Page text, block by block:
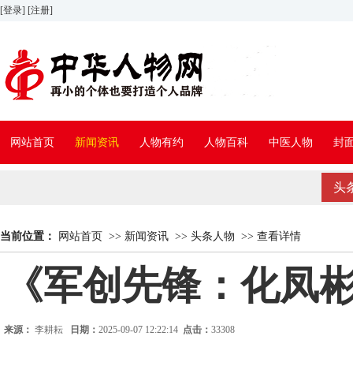
[登录] [注册]
网站首页 新闻资讯 人物有约 人物百科 中医人物 封
头
当前位置： 网站首页 >> 新闻资讯 >> 头条人物 >> 查看详情
《军创先锋：化凤
来源： 李耕耘 日期： 2025-09-07 12:22:14 点击： 33308